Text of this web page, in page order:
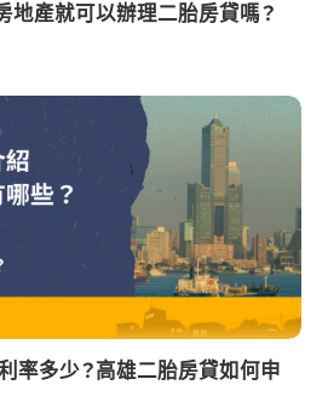
地產就可以辦理二胎房貸嗎？
率多少？高雄二胎房貸如何申